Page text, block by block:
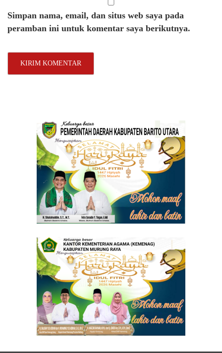
Simpan nama, email, dan situs web saya pada
peramban ini untuk komentar saya berikutnya.